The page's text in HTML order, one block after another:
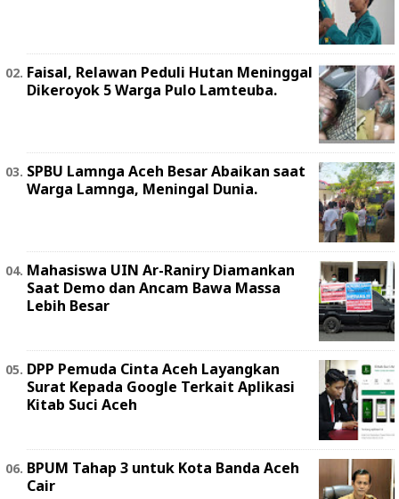
Faisal, Relawan Peduli Hutan Meninggal
Dikeroyok 5 Warga Pulo Lamteuba.
SPBU Lamnga Aceh Besar Abaikan saat
Warga Lamnga, Meningal Dunia.
Mahasiswa UIN Ar-Raniry Diamankan
Saat Demo dan Ancam Bawa Massa
Lebih Besar
DPP Pemuda Cinta Aceh Layangkan
Surat Kepada Google Terkait Aplikasi
Kitab Suci Aceh
BPUM Tahap 3 untuk Kota Banda Aceh
Cair